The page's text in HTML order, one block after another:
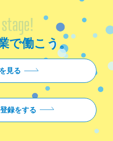
で働こう。
見る
録をする